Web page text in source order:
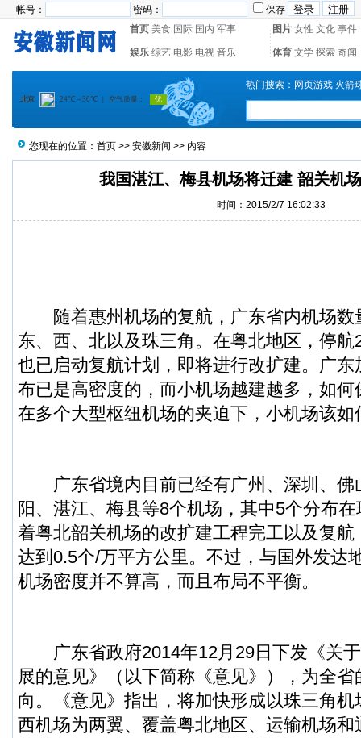
帐号： 密码：
保存
首页 美食 国际 国内 军事 图片 女性 文化 事件
娱乐 综艺 电影 电视 音乐 体育 文学 探索 奇闻
热门搜索： 网页游戏 火箭
您现在的位置： 首页 >> 安徽新闻 >> 内容
我国湛江、梅县机场将迁建 韶关机
时间：2015/2/7 16:02:33
随着惠州 机场的复航，广东省内机场
东、西、北以及珠三角。在粤北地区，停
也已启动复航计划，即将进行改扩建。广
布已是高密度的，而小机场越建越多，如何
在多个大型枢纽机场的夹迫下，小机场该如
广东省境内目前已经有广州、深圳、佛
阳、湛江、梅县等8个机场，其中5个分布
着粤北韶关机场的改扩建工程完工以及复
达到0.5个/万平方公里。不过，与国外发达
机场密度并不算高，而且布局不平衡。
广东省政府2014年12月29日下发《关于
展的意见》（以下简称《意见》），为全
向。《意见》指出，将加快形成以珠三角
西机场为两翼、覆盖粤北地区、运输机场